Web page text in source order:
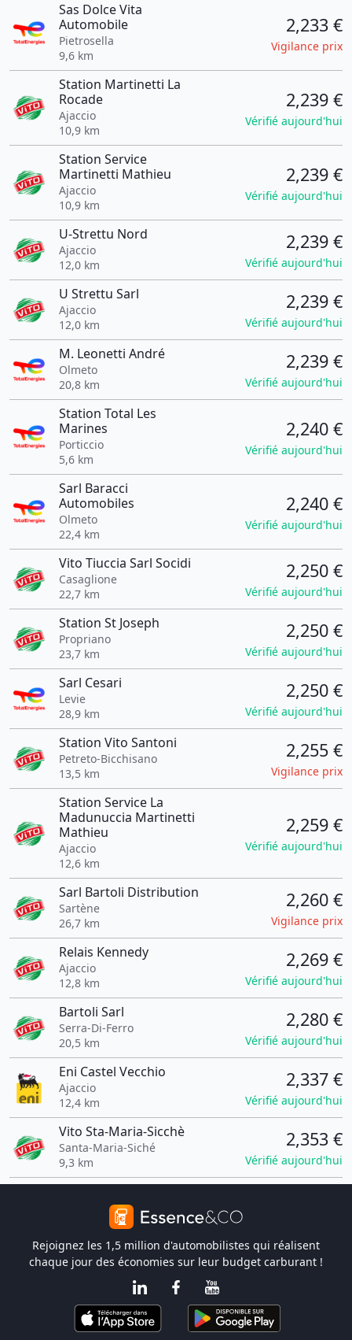
Sas Dolce Vita
Automobile
Pietrosella
9,6 km
2,233 €
Vigilance prix
Station Martinetti La
Rocade
Ajaccio
10,9 km
2,239 €
Vérifié aujourd'hui
Station Service
Martinetti Mathieu
Ajaccio
10,9 km
2,239 €
Vérifié aujourd'hui
U-Strettu Nord
Ajaccio
12,0 km
2,239 €
Vérifié aujourd'hui
U Strettu Sarl
Ajaccio
12,0 km
2,239 €
Vérifié aujourd'hui
M. Leonetti André
Olmeto
20,8 km
2,239 €
Vérifié aujourd'hui
Station Total Les
Marines
Porticcio
5,6 km
2,240 €
Vérifié aujourd'hui
Sarl Baracci
Automobiles
Olmeto
22,4 km
2,240 €
Vérifié aujourd'hui
Vito Tiuccia Sarl Socidi
Casaglione
22,7 km
2,250 €
Vérifié aujourd'hui
Station St Joseph
Propriano
23,7 km
2,250 €
Vérifié aujourd'hui
Sarl Cesari
Levie
28,9 km
2,250 €
Vérifié aujourd'hui
Station Vito Santoni
Petreto-Bicchisano
13,5 km
2,255 €
Vigilance prix
Station Service La
Madunuccia Martinetti
Mathieu
Ajaccio
12,6 km
2,259 €
Vérifié aujourd'hui
Sarl Bartoli Distribution
Sartène
26,7 km
2,260 €
Vigilance prix
Relais Kennedy
Ajaccio
12,8 km
2,269 €
Vérifié aujourd'hui
Bartoli Sarl
Serra-Di-Ferro
20,5 km
2,280 €
Vérifié aujourd'hui
Eni Castel Vecchio
Ajaccio
12,4 km
2,337 €
Vérifié aujourd'hui
Vito Sta-Maria-Sicchè
Santa-Maria-Siché
9,3 km
2,353 €
Vérifié aujourd'hui
Rejoignez les 1,5 million d'automobilistes qui réalisent
chaque jour des économies sur leur budget carburant !